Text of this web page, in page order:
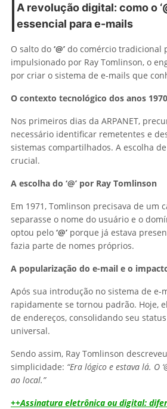
A revolução digital: como o
essencial para e-mails
O salto do ‘@’ do comércio tradicional
impulsionado por Ray Tomlinson, o
por criar o sistema de e-mails que
O contexto tecnológico dos anos 1970
Nos primeiros dias da ARPANET,
necessário identificar remetentes e
sistemas compartilhados. A escolha
crucial.
A escolha do ‘@’ por Ray Tomlinson
Em 1971, Tomlinson precisava de um
separasse o nome do usuário e o
optou pelo ‘@’ porque já estava
fazia parte de nomes próprios.
A popularização do e-mail e o
Após sua introdução no sistema de e-
rapidamente se tornou padrão. Hoje,
de endereços, consolidando seu
universal.
Sendo assim, Ray Tomlinson
simplicidade: “Era lógico e estava lá. O
ao local.”
++Assinatura eletrônica ou digital: